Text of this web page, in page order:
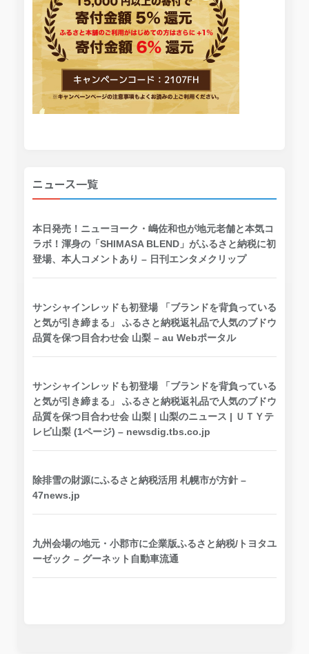
ニュース一覧
本日発売！ニューヨーク・嶋佐和也が地元老舗と本気コ
ラボ！渾身の「SHIMASA BLEND」がふるさと納税に初
登場、本人コメントあり – 日刊エンタメクリップ
サンシャインレッドも初登場 「ブランドを背負っている
と気が引き締まる」 ふるさと納税返礼品で人気のブドウ
品質を保つ目合わせ会 山梨 – au Webポータル
サンシャインレッドも初登場 「ブランドを背負っている
と気が引き締まる」 ふるさと納税返礼品で人気のブドウ
品質を保つ目合わせ会 山梨 | 山梨のニュース | ＵＴＹテ
レビ山梨 (1ページ) – newsdig.tbs.co.jp
除排雪の財源にふるさと納税活用 札幌市が方針 –
47news.jp
九州会場の地元・小郡市に企業版ふるさと納税/トヨタユ
ーゼック – グーネット自動車流通